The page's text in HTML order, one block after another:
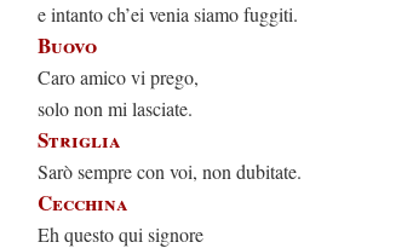
e intanto ch’ei venia siamo fuggiti.
Buovo
Caro amico vi prego,
solo non mi lasciate.
Striglia
Sarò sempre con voi, non dubitate.
Cecchina
Eh questo qui signore